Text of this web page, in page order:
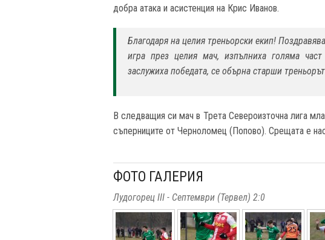
добра атака и асистенция на Крис Иванов.
Благодаря на целия треньорски екип!
игра през целия мач, изпълниха голяма
заслужиха победата, се обърна старши
В следващия си мач в Трета Североизточна лига
съперниците от Черноломец (Попово). Срещата е
ФОТО ГАЛЕРИЯ
Лудогорец III - Септември (Тервел) 2:0